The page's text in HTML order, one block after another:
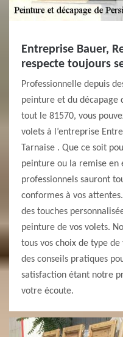
Entreprise Bauer,
respecte toujours
Professionnelle depuis
peinture et du décapage
tout le 81570, vous
volets à l’entreprise
Tarnaise . Que ce soit
peinture ou la remise en
professionnels sauront
conformes à vos
des touches
peinture de vos volets.
tous vos choix de type
des conseils pratiques
satisfaction étant notre
votre écoute.